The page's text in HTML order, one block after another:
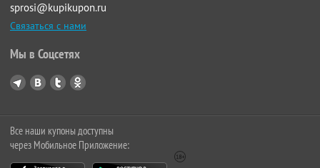
sprosi@kupikupon.ru
Связаться с нами
Мы в Соцсетях
Все наши купоны доступны
через Мобильное Приложение: